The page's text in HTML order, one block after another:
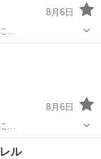
8月6日
…
8月6日
…
ル